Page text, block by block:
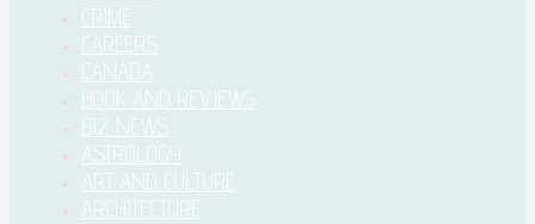
CRIME
CAREERS
CANADA
BOOK AND REVIEWS
BIZ NEWS
ASTROLOGY
ART AND CULTURE
ARCHITECTURE